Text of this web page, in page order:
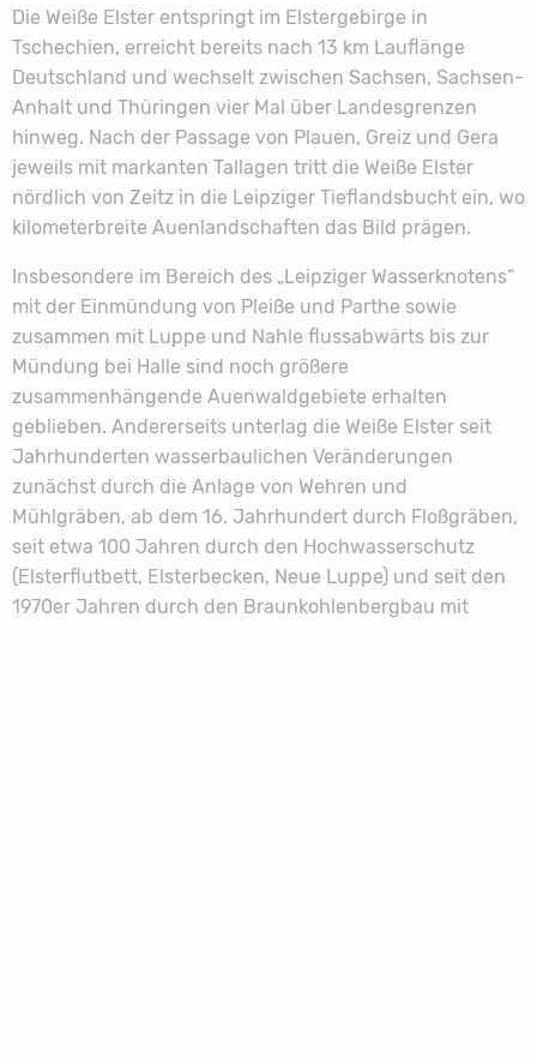
Die Weiße Elster entspringt im Elstergebirge in
Tschechien, erreicht bereits nach 13 km Lauflänge
Deutschland und wechselt zwischen Sachsen, Sachsen-
Anhalt und Thüringen vier Mal über Landesgrenzen
hinweg. Nach der Passage von Plauen, Greiz und Gera
jeweils mit markanten Tallagen tritt die Weiße Elster
nördlich von Zeitz in die Leipziger Tieflandsbucht ein, wo
kilometerbreite Auenlandschaften das Bild prägen.
Insbesondere im Bereich des „Leipziger Wasserknotens“
mit der Einmündung von Pleiße und Parthe sowie
zusammen mit Luppe und Nahle flussabwärts bis zur
Mündung bei Halle sind noch größere
zusammenhängende Auenwaldgebiete erhalten
geblieben. Andererseits unterlag die Weiße Elster seit
Jahrhunderten wasserbaulichen Veränderungen
zunächst durch die Anlage von Wehren und
Mühlgräben, ab dem 16. Jahrhundert durch Floßgräben,
seit etwa 100 Jahren durch den Hochwasserschutz
(Elsterflutbett, Elsterbecken, Neue Luppe) und seit den
1970er Jahren durch den Braunkohlenbergbau mit